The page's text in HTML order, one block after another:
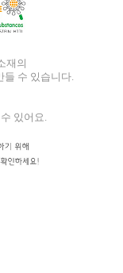
재의
수 있습니다.
있어요.